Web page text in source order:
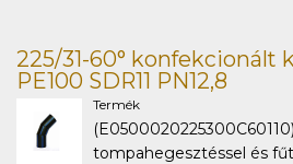
225/31-60° konfekcionált
PE100 SDR11 PN12,8
Termék
tompahegesztéssel és